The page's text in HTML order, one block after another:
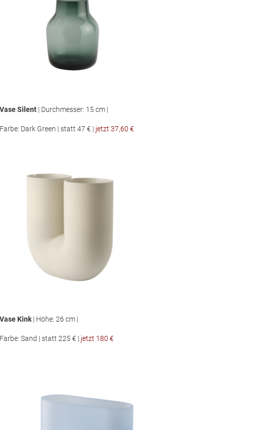
Vase Silent | Durchmesser: 15 cm |
Farbe: Dark Green | statt 47 € | jetzt 37,60 €
Vase Kink| Höhe: 26 cm |
Farbe: Sand | statt 225 € | jetzt 180 €